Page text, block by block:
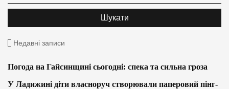
Недавні записи
Погода на Гайсинщині сьогодні: спека та сильна гроза
У Ладижині діти власноруч створювали паперовий пінг-